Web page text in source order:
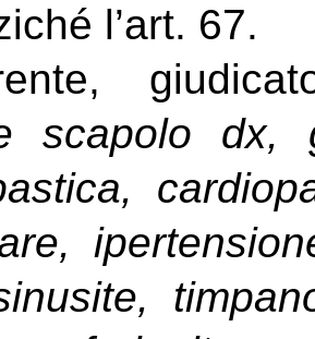
l’art. 67.
scapolo dx,